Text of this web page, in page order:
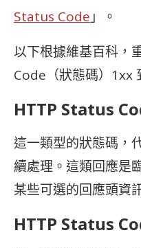
Status Code 」。
以下根據維基百科，
Code（狀態碼）1xx
HTTP Status
這一類型的狀態碼，
續處理。這類回應是
某些可選的回應頭資
HTTP Status